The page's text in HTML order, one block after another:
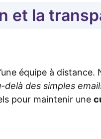
et la
équipe à
delà des simples
pour maintenir une